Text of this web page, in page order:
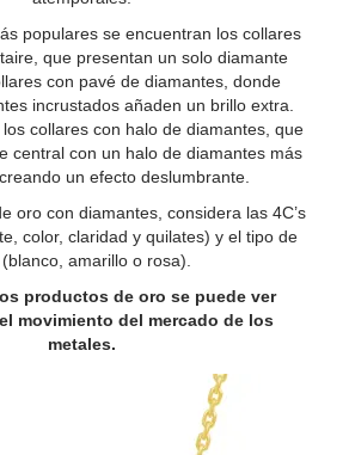
populares se encuentran los collares
que presentan un solo diamante
con pavé de diamantes, donde
incrustados añaden un brillo extra.
collares con halo de diamantes, que
central con un halo de diamantes más
un efecto deslumbrante.
oro con diamantes, considera las 4C’s
color, claridad y quilates) y el tipo de
amarillo o rosa).
productos de oro se puede ver
movimiento del mercado de los
metales.